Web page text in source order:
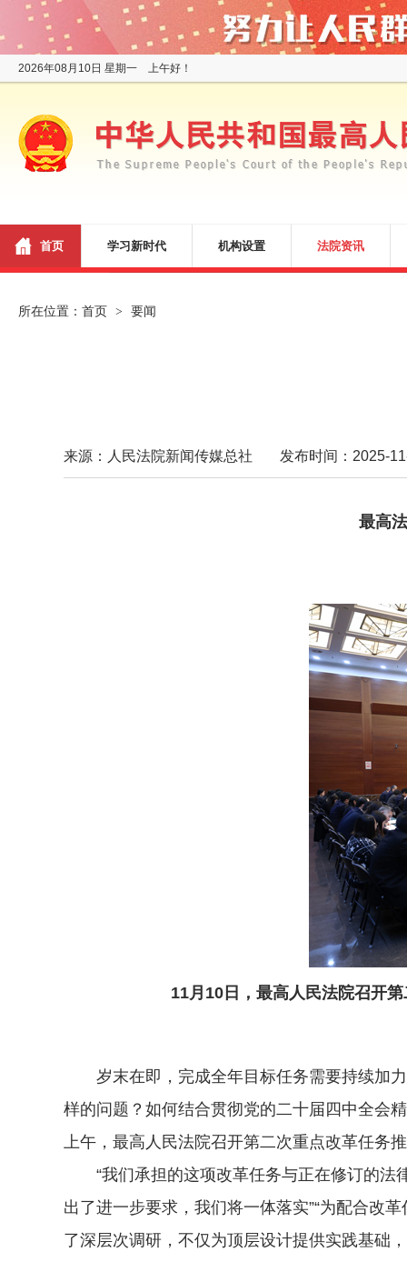
2026年08月10日 星期一 上午好！
首页 学习新时代 机构设置 法院资讯
所在位置： 首页 > 要闻
来源：人民法院新闻传媒总社 发布时间：2025-
最高
11月10日，最高人民法院召开
岁末在即，完成全年目标任务需要持续加力
样的问题？如何结合贯彻党的二十届四中全会
上午，最高人民法院召开第二次重点改革任务
“我们承担的这项改革任务与正在修订的法律
出了进一步要求，我们将一体落实”“为配合改
了深层次调研，不仅为顶层设计提供实践基础